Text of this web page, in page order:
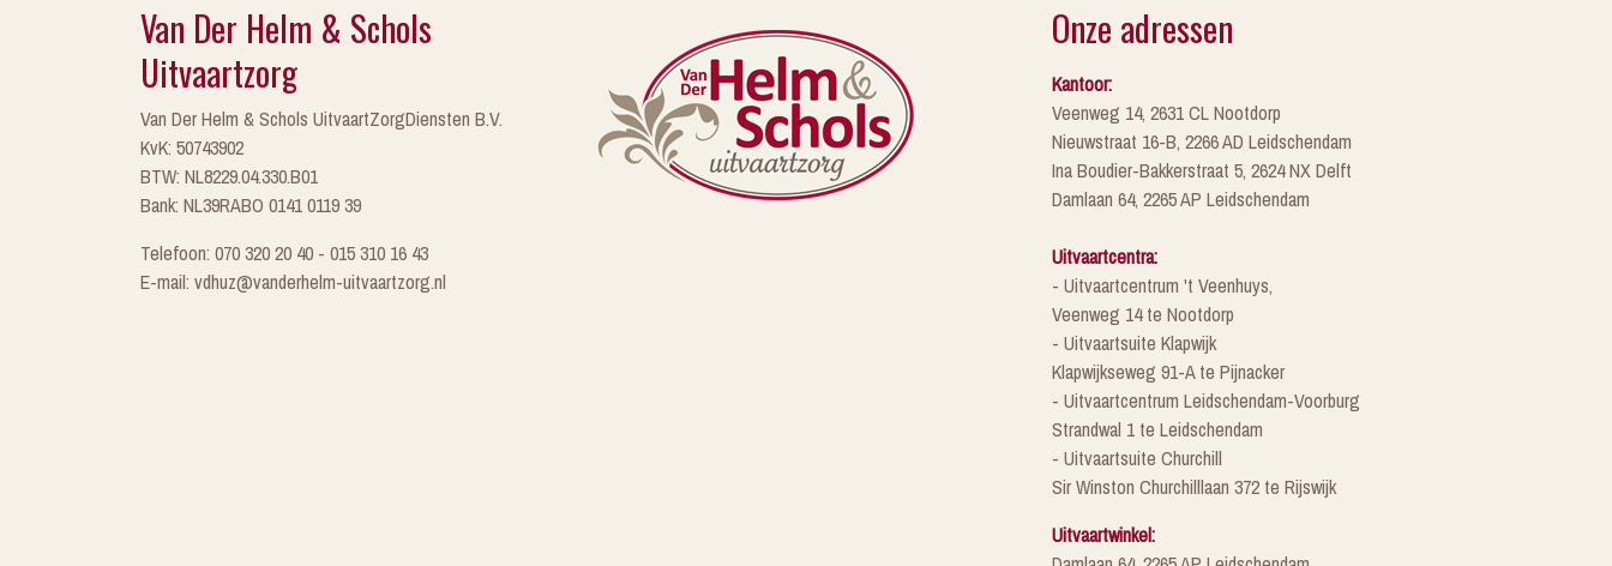
Van Der Helm & Schols
Uitvaartzorg
Van Der Helm & Schols UitvaartZorgDiensten B.V.
KvK: 50743902
BTW: NL8229.04.330.B01
Bank: NL39RABO 0141 0119 39
Telefoon: 070 320 20 40 - 015 310 16 43
E-mail: vdhuz@vanderhelm-uitvaartzorg.nl
Onze adressen
Kantoor:
Veenweg 14, 2631 CL Nootdorp
Nieuwstraat 16-B, 2266 AD Leidschendam
Ina Boudier-Bakkerstraat 5, 2624 NX Delft
Damlaan 64, 2265 AP Leidschendam
Uitvaartcentra:
- Uitvaartcentrum 't Veenhuys,
Veenweg 14 te Nootdorp
- Uitvaartsuite Klapwijk
Klapwijkseweg 91-A te Pijnacker
- Uitvaartcentrum Leidschendam-Voorburg
Strandwal 1 te Leidschendam
- Uitvaartsuite Churchill
Sir Winston Churchilllaan 372 te Rijswijk
Uitvaartwinkel: